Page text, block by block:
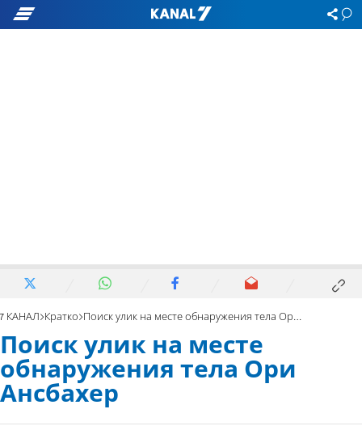
7 КАНАЛ Кратко Поиск улик на месте обнаружения тела Ори Ансбахер
Поиск улик на месте
обнаружения тела Ори
Ансбахер